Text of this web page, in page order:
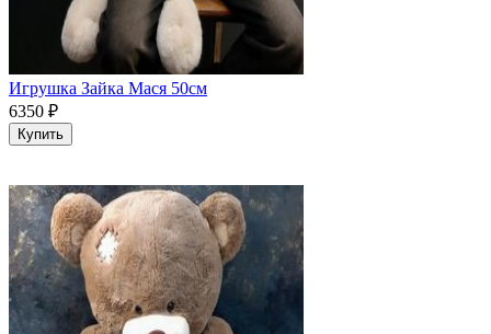
Игрушка Зайка Мася 50см
6350 ₽
Купить